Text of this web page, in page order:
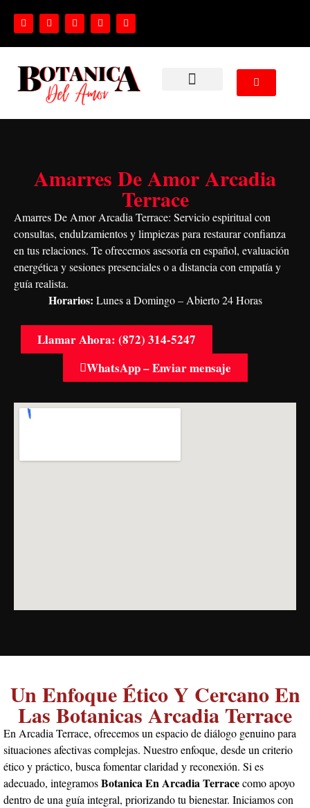
Amarres De Amor Arcadia
Terrace
Amarres De Amor Arcadia Terrace: Servicio espiritual con
consultas, endulzamientos y limpiezas para restaurar confianza
en tus relaciones. Te ofrecemos asesoría en español, evaluación
energética y sesiones presenciales o a distancia con empatía y
guía realista.
Horarios: Lunes a Domingo – Abierto 24 Horas
Llamar Ahora: (872) 314-5247
WhatsApp – Enviar mensaje
Un Enfoque Ético Y Cercano En
Las Botanicas Arcadia Terrace
En Arcadia Terrace, ofrecemos un espacio de diálogo genuino para
situaciones afectivas complejas. Nuestro enfoque, desde un criterio
ético y práctico, busca fomentar claridad y reconexión. Si es
adecuado, integramosBotanica En Arcadia Terracecomo apoyo
dentro de una guía integral, priorizando tu bienestar. Iniciamos con